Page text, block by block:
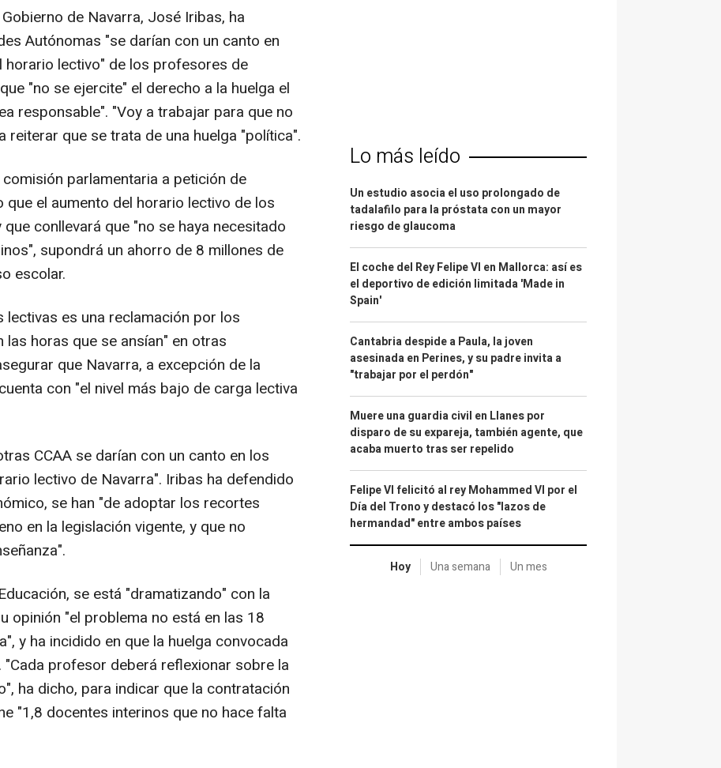
de Navarra, José Iribas, ha
Autónomas "se darían con un canto en
horario lectivo" de los profesores de
"no se ejercite" el derecho a la huelga el
responsable". "Voy a trabajar para que no
reiterar que se trata de una huelga "política".
parlamentaria a petición de
que el aumento del horario lectivo de los
conllevará que "no se haya necesitado
supondrá un ahorro de 8 millones de
escolar.
es una reclamación por los
horas que se ansían" en otras
que Navarra, a excepción de la
con "el nivel más bajo de carga lectiva
CCAA se darían con un canto en los
lectivo de Navarra". Iribas ha defendido
se han "de adoptar los recortes
en la legislación vigente, y que no
se está "dramatizando" con la
opinión "el problema no está en las 18
y ha incidido en que la huelga convocada
profesor deberá reflexionar sobre la
ha dicho, para indicar que la contratación
"1,8 docentes interinos que no hace falta
Lo más leído
Un estudio asocia el uso prolongado de
tadalafilo para la próstata con un mayor
riesgo de glaucoma
El coche del Rey Felipe VI en Mallorca: así es
el deportivo de edición limitada 'Made in
Spain'
Cantabria despide a Paula, la joven
asesinada en Perines, y su padre invita a
"trabajar por el perdón"
Muere una guardia civil en Llanes por
disparo de su expareja, también agente, que
acaba muerto tras ser repelido
Felipe VI felicitó al rey Mohammed VI por el
Día del Trono y destacó los "lazos de
hermandad" entre ambos países
Hoy Una semana Un mes